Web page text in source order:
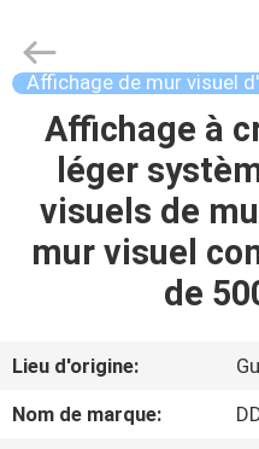
MAISON
PRODUITS
DE
NOUS
Technology
Ltd..
All
Reserved.
Developed
Affichage de mur visuel
Affichage à
léger
visuels de
mur visuel
de
Lieu d'origine:
Nom de marque: